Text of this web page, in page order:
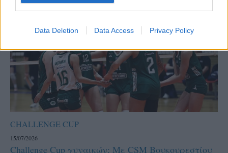
Data Deletion Data Access Privacy Policy
CHALLENGE CUP
15/07/2026
Challenge Cup γυναικών: Με CSM Βουκουρεστίου